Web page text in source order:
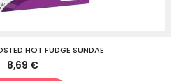
HOT FUDGE SUNDAE
8,69 €